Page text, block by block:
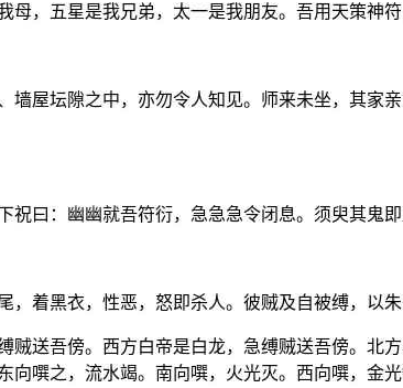
，五星是我兄弟，太一是我朋友。吾用天策神
墙屋坛隙之中，亦勿令人知见。师来未坐，其
曰：幽幽就吾符衍，急急急令闭息。须臾其鬼
着黑衣，性恶，怒即杀人。彼贼及自被缚，以
贼送吾傍。西方白帝是白龙，急缚贼送吾傍。
噀之，流水竭。南向噀，火光灭。西向噀，金